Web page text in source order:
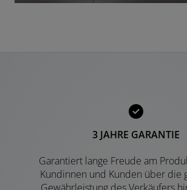
3 JAHRE GARANTIE
Garantiert lange Freude am
Kundinnen und Kunden über die